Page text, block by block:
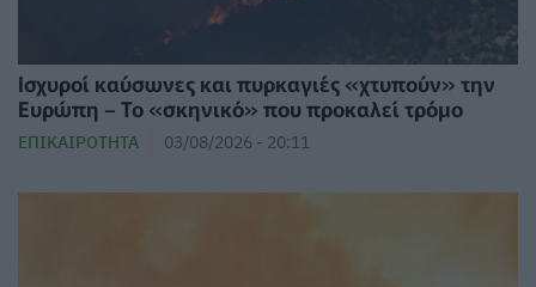
Ισχυροί καύσωνες και πυρκαγιές «χτυπούν» την
Ευρώπη – Το «σκηνικό» που προκαλεί τρόμο
ΕΠΙΚΑΙΡΌΤΗΤΑ 03/08/2026 - 20:11